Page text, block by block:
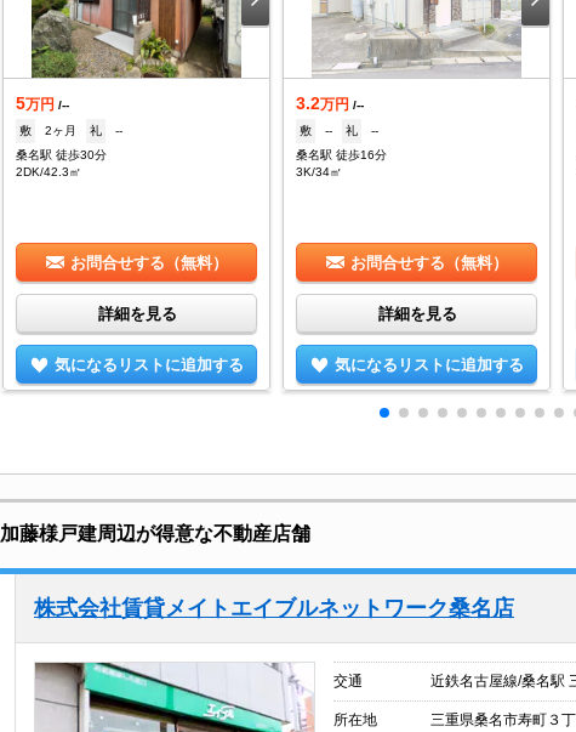
5万円 /--
敷
2ヶ月 礼
--
桑名駅 徒歩30分
2DK/42.3㎡
お問合せする（無料）
詳細を見る
気になるリストに追加する
3.2万円 /--
敷
-- 礼
--
桑名駅 徒歩16分
3K/34㎡
お問合せする（無料）
詳細を見る
気になるリストに追加する
加藤様戸建周辺が得意な不動産店舗
株式会社賃貸メイトエイブルネットワーク桑名店
交通 近鉄名古屋線/桑名駅
所在地 三重県桑名市寿町３